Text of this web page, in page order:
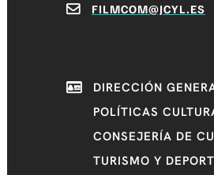
FILMCOM@JCYL.ES
DIRECCIÓN
POLÍTICAS
CONSEJERÍA DE
TURISMO Y